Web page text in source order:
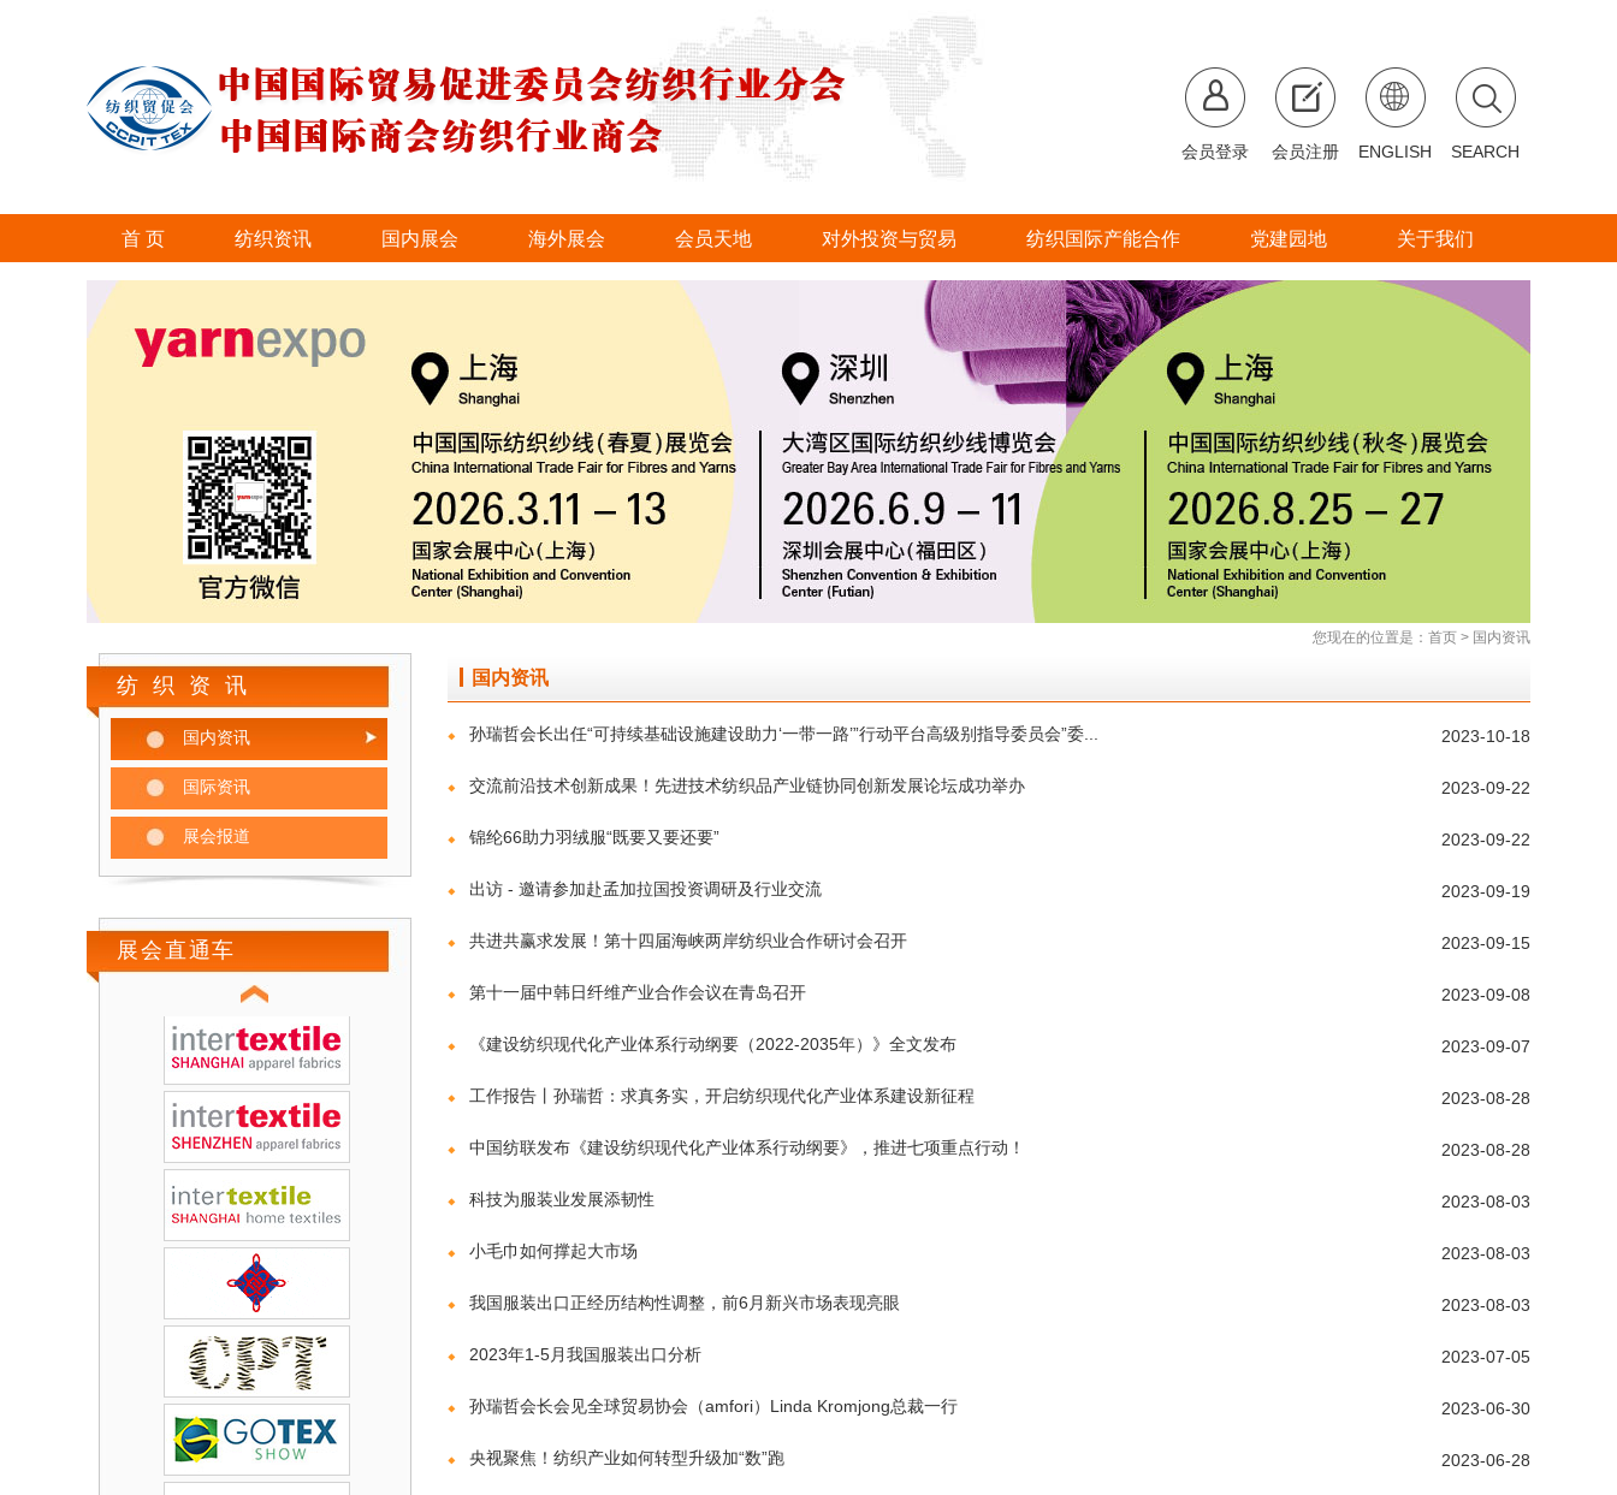
会员登录 会员注册 ENGLISH SEARCH
首 页 纺织资讯 国内展会 海外展会 会员天地 对外投资与贸易 纺织国际产能合作 党建园地 关于我们
您现在的位置是： 首页 > 国内资讯
纺织资讯
国内资讯
国际资讯
展会报道
展会直通车
国内资讯
2023-10-18
孙瑞哲会长出任“可持续基础设施建设助力‘一带一路’”行动平台高级别指导委员会”委...
2023-09-22
交流前沿技术创新成果！先进技术纺织品产业链协同创新发展论坛成功举办
2023-09-22
锦纶66助力羽绒服“既要又要还要”
2023-09-19
出访 - 邀请参加赴孟加拉国投资调研及行业交流
2023-09-15
共进共赢求发展！第十四届海峡两岸纺织业合作研讨会召开
2023-09-08
第十一届中韩日纤维产业合作会议在青岛召开
2023-09-07
《建设纺织现代化产业体系行动纲要（2022-2035年）》全文发布
2023-08-28
工作报告丨孙瑞哲：求真务实，开启纺织现代化产业体系建设新征程
2023-08-28
中国纺联发布《建设纺织现代化产业体系行动纲要》，推进七项重点行动！
2023-08-03
科技为服装业发展添韧性
2023-08-03
小毛巾如何撑起大市场
2023-08-03
我国服装出口正经历结构性调整，前6月新兴市场表现亮眼
2023-07-05
2023年1-5月我国服装出口分析
2023-06-30
孙瑞哲会长会见全球贸易协会（amfori）Linda Kromjong总裁一行
2023-06-28
央视聚焦！纺织产业如何转型升级加“数”跑